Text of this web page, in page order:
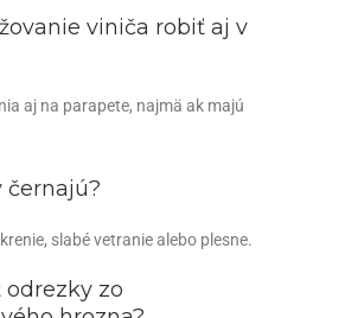
viniča robiť aj v
aj na parapete, najmä ak majú
černajú?
slabé vetranie alebo plesne.
zo